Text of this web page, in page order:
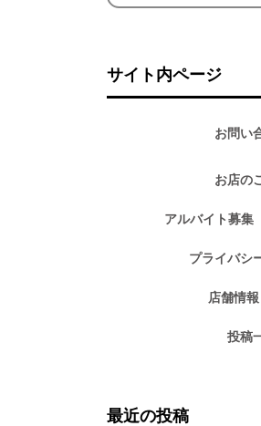
サイト内ページ
お問い
お店の
アルバイト募集
プライバシ
店舗情
投稿
最近の投稿